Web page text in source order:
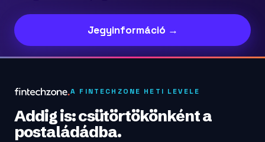
Jegyinformáció →
A FINTECHZONE HETI LEVELE
Addig is: csütörtökönként a
postaládádba.